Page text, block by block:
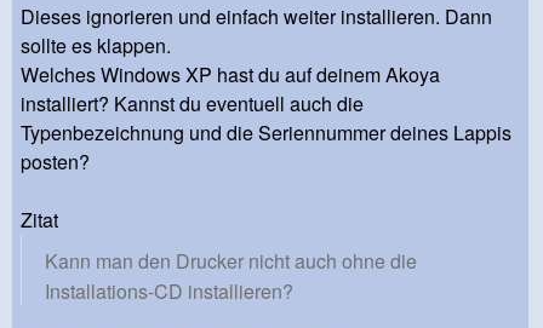
Dieses ignorieren und einfach weiter installieren. Dann
sollte es klappen.
Welches Windows XP hast du auf deinem Akoya
installiert? Kannst du eventuell auch die
Typenbezeichnung und die Seriennummer deines Lappis
posten?
Zitat
Kann man den Drucker nicht auch ohne die
Installations-CD installieren?